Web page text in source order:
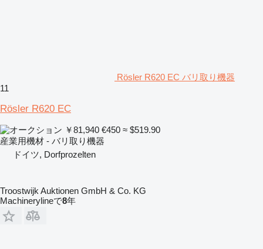
Rösler R620 EC バリ取り機器
11
Rösler R620 EC
￥81,940 €450 ≈ $519.90
産業用機材 - バリ取り機器
ドイツ, Dorfprozelten
Troostwijk Auktionen GmbH & Co. KG
Machinerylineで8年